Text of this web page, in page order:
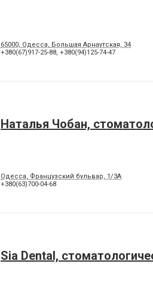
65000, Одесса, Большая Арнаутская, 34
+380(67)917-25-88, +380(94)125-74-47
Наталья Чобан,
Одесса, Французский бульвар, 1/3А
+380(63)700-04-68
Sia Dental,